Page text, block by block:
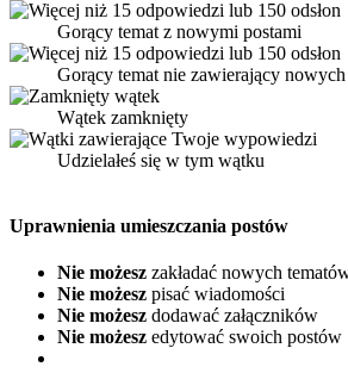
Gorący temat z nowymi postami
Gorący temat nie zawierający
Wątek zamknięty
Udzielałeś się w tym wątku
Uprawnienia umieszczania postów
Nie możesz zakładać nowych
Nie możesz pisać wiadomości
Nie możesz dodawać załączników
Nie możesz edytować swoich postów